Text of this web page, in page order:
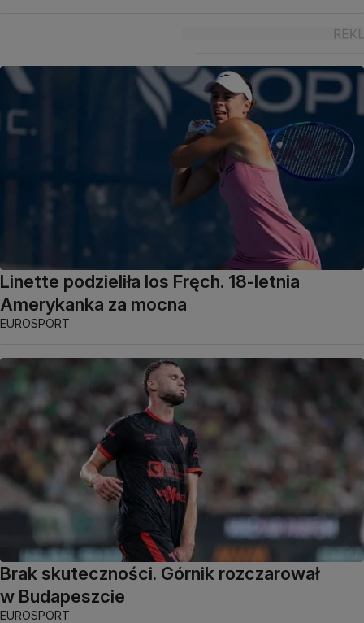
Linette podzieliła los Fręch. 18-letnia
Amerykanka za mocna
EUROSPORT
Brak skuteczności. Górnik rozczarował
w Budapeszcie
EUROSPORT